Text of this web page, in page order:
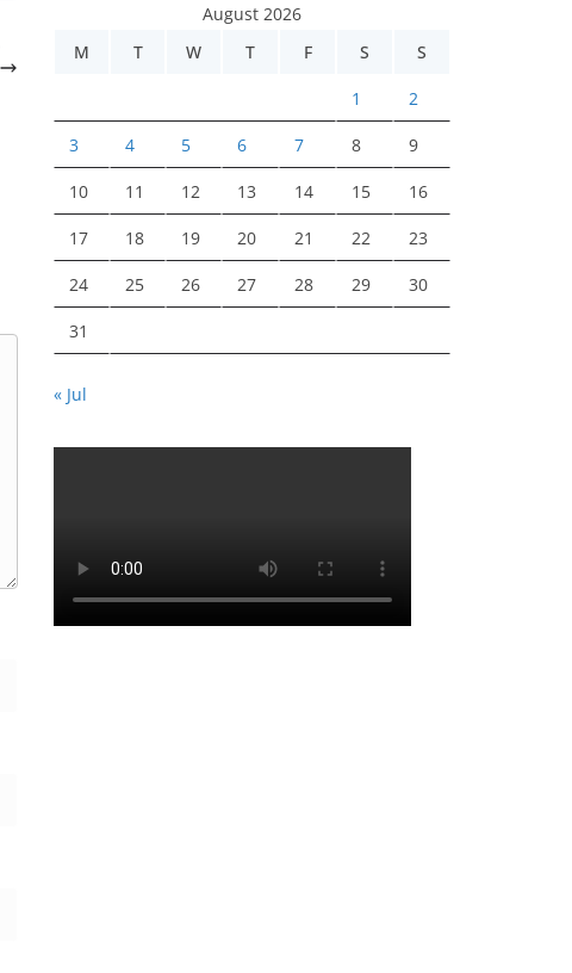
August 2026
M
T W T F S S
1 2
3 4 5 6 7 8 9
10 11 12 13 14 15 16
17 18 19 20 21 22 23
24 25 26 27 28 29 30
31
« Jul